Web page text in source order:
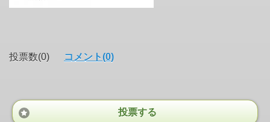
投票数(0) コメント(0)
投票する